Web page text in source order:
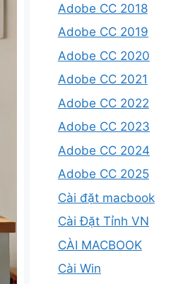
Adobe CC 2018
Adobe CC 2019
Adobe CC 2020
Adobe CC 2021
Adobe CC 2022
Adobe CC 2023
Adobe CC 2024
Adobe CC 2025
Cài đặt macbook
Cài Đặt Tỉnh VN
CÀI MACBOOK
Cài Win